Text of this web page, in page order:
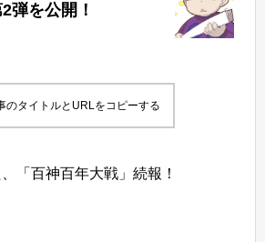
弾を公開！
のタイトルとURLをコピーする
「百神百年大戦」続報！